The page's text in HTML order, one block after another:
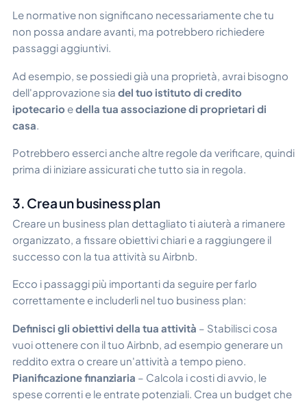
Le normative non significano necessariamente che tu
non possa andare avanti, ma potrebbero richiedere
passaggi aggiuntivi.
Ad esempio, se possiedi già una proprietà, avrai bisogno
dell'approvazione sia del tuo istituto di credito
ipotecario edella tua associazione di proprietari di
casa
Potrebbero esserci anche altre regole da verificare, quindi
prima di iniziare assicurati che tutto sia in regola.
3. Crea un business plan
Creare un business plan dettagliato ti aiuterà a rimanere
organizzato, a fissare obiettivi chiari e a raggiungere il
successo con la tua attività su Airbnb.
Ecco i passaggi più importanti da seguire per farlo
correttamente e includerli nel tuo business plan:
Definisci gli obiettivi della tua attività – Stabilisci cosa
vuoi ottenere con il tuo Airbnb, ad esempio generare un
reddito extra o creare un'attività a tempo pieno.
Pianificazione finanziaria – Calcola i costi di avvio, le
spese correnti e le entrate potenziali. Crea un budget che